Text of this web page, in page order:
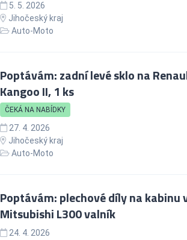
5. 5. 2026
Jihočeský kraj
Auto-Moto
Poptávám: zadní levé sklo na
Kangoo II, 1 ks
ČEKÁ NA NABÍDKY
27. 4. 2026
Jihočeský kraj
Auto-Moto
Poptávám: plechové díly na kabinu
Mitsubishi L300 valník
24. 4. 2026